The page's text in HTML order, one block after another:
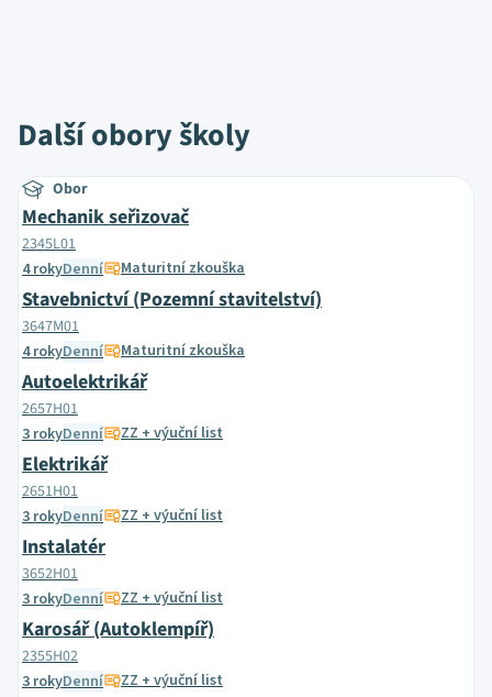
Další obory školy
Obor
Mechanik seřizovač
2345L01
4 rokyDenní Maturitní zkouška
Stavebnictví (Pozemní stavitelství)
3647M01
4 rokyDenní Maturitní zkouška
Autoelektrikář
2657H01
3 rokyDenní ZZ + výuční list
Elektrikář
2651H01
3 rokyDenní ZZ + výuční list
Instalatér
3652H01
3 rokyDenní ZZ + výuční list
Karosář (Autoklempíř)
2355H02
3 rokyDenní ZZ + výuční list